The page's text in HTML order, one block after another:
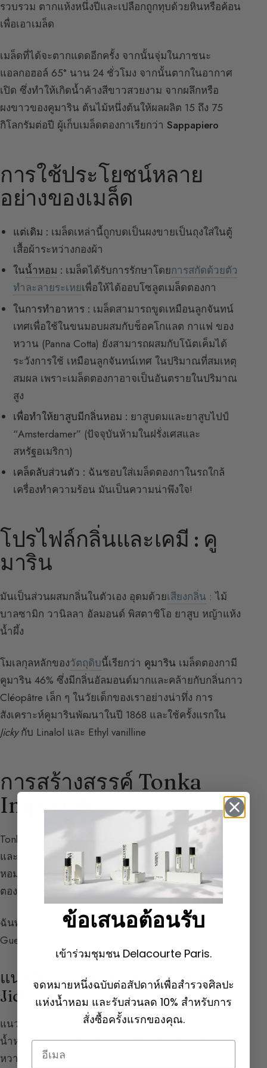
รวบรวม ตากแห้งหนึ่งปีและเปลือกถูกทุบด้วยหินหรือค้อน
เพื่อเอาเมล็ด
เมล็ดที่ได้จะตากแดดอีกครั้ง จากนั้นจุ่มในภาชนะ
แอลกอฮอล์ 65° นาน 24 ชั่วโมง จากนั้นตากในอากาศ
เปิด ซึ่งทำให้เกิดน้ำค้างสีขาวสวยงาม จากผลึกหรือ
ผงขาวของคูมาริน ต้นไม้หนึ่งต้นให้ผลผลิต 15 ถึง 75
กิโลกรัมต่อปี ผู้เก็บเมล็ดตองกาเรียกว่า Sappapiero
การใช้ประโยชน์หลาย
อย่างของเมล็ด
แต่เดิม : เมล็ดเหล่านี้ถูกบดเป็นผงขายเป็นถุงใส่ในตู้
เสื้อผ้าระหว่างกองผ้า
ในน้ำหอม : เมล็ดได้รับการรักษาโดยการสกัดด้วยตัว
ทำละลายระเหยเพื่อให้ได้ออบโซลูตเมล็ดตองกา
ในการทำอาหาร : เมล็ดสามารถขูดเหมือนลูกจันทน์
เทศเพื่อใช้ในขนมอบผสมกับช็อคโกแลต กาแฟ ของ
หวาน (Panna Cotta) ยังสามารถผสมกับโน้ตเค็มได้
ระวังการใช้ เหมือนลูกจันทน์เทศ ในปริมาณที่สมเหตุ
สมผล เพราะเมล็ดตองกาอาจเป็นอันตรายในปริมาณ
สูง
เพื่อทำให้ยาสูบมีกลิ่นหอม : ยาสูบดมและยาสูบไปป์
“Amsterdamer” (ปัจจุบันห้ามในฝรั่งเศสและ
สหรัฐอเมริกา)
เคล็ดลับส่วนตัว : ฉันชอบใส่เมล็ดตองกาในรถใกล้
เครื่องทำความร้อน มันเป็นความน่าพึงใจ!
โปรไฟล์กลิ่นและเคมี : คู
มาริน
มันเป็นส่วนผสมกลิ่นในตัวเอง อุดมด้วยเสียงกลิ่น : ไม้
บาลซามิก วานิลลา อัลมอนด์ พิสตาชิโอ ยาสูบ หญ้าแห้ง
น้ำผึ้ง
โมเลกุลหลักของวัตถุดิบนี้เรียกว่า คูมาริน เมล็ดตองกามี
คูมาริน 46% ซึ่งมีกลิ่นอัลมอนด์มากและคล้ายกับกลิ่นกาว
Cléopâtre เล็ก ๆ ในวัยเด็กของเราอย่างน่าทึ่ง การ
สังเคราะห์คูมารินพัฒนาในปี 1868 และใช้ครั้งแรกใน
Jickyกับ Linalol และ Ethyl vanilline
การสร้างสรรค์ Tonka
Impériale
Tonka เป็นโครงสร้างที่น่าประหลาดใจที่เล่นกับความเย็น
และความร้อน ระหว่างความสดชื่นของโรสมารี (โน้ต
หอมระเหยพุ่ง) และความกลมหวานที่โอบรัดของเมล็ด
ตองกา : วัตถุดิบที่ Guerlain และฉันเองรัก
ฉันพัฒนาร่วมกับ Delphine Jelk ปัจจุบันนักปรุงน้ำหอมที่
Guerlain ซึ่งฉันยังสร้าง
แนวคิดสร้างสรรค์ : การพยักหน้าให้
Jicky
แนวคิดคือการเน้นเสียงกลิ่นธรรมชาติของเมล็ดตองกา
น้ำหอมจึงเป็นไม้ อัลมอนด์ น้ำผึ้งบาลซามิก ยาสูบ และ
หวาน : ระหว่างขนมปังเครื่องเทศและช็อคโกแลต ความ
ข้อเสนอต้อนรับ
เข้าร่วมชุมชน Delacourte Paris.
จดหมายหนึ่งฉบับต่อสัปดาห์เพื่อสำรวจศิลปะ
แห่งน้ำหอม และรับส่วนลด 10% สำหรับการ
สั่งซื้อครั้งแรกของคุณ.
Email